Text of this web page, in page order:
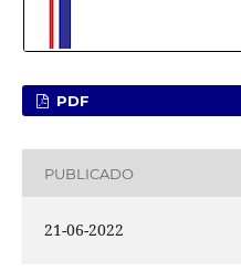
PDF
PUBLICADO
21-06-2022